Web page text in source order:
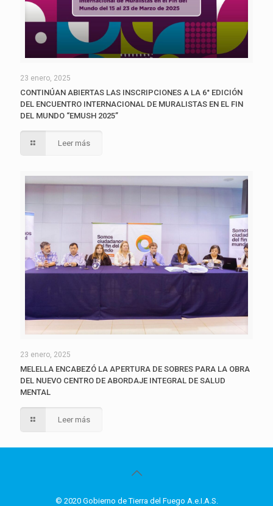
23 enero, 2025
CONTINÚAN ABIERTAS LAS INSCRIPCIONES A LA 6° EDICIÓN
DEL ENCUENTRO INTERNACIONAL DE MURALISTAS EN EL FIN
DEL MUNDO “EMUSH 2025”
Leer más
23 enero, 2025
MELELLA ENCABEZÓ LA APERTURA DE SOBRES PARA LA OBRA
DEL NUEVO CENTRO DE ABORDAJE INTEGRAL DE SALUD
MENTAL
Leer más
© 2020 Gobierno de Tierra del Fuego A.e.I.A.S.